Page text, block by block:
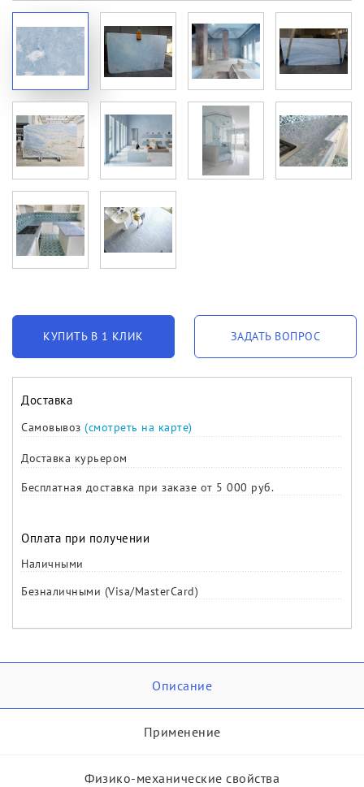
КУПИТЬ В 1 КЛИК ЗАДАТЬ ВОПРОС
Доставка
Самовывоз (смотреть на карте)
Доставка курьером
Бесплатная доставка при заказе от 5 000 руб.
Оплата при получении
Наличными
Безналичными (Visa/MasterCard)
Описание
Применение
Физико-механические свойства